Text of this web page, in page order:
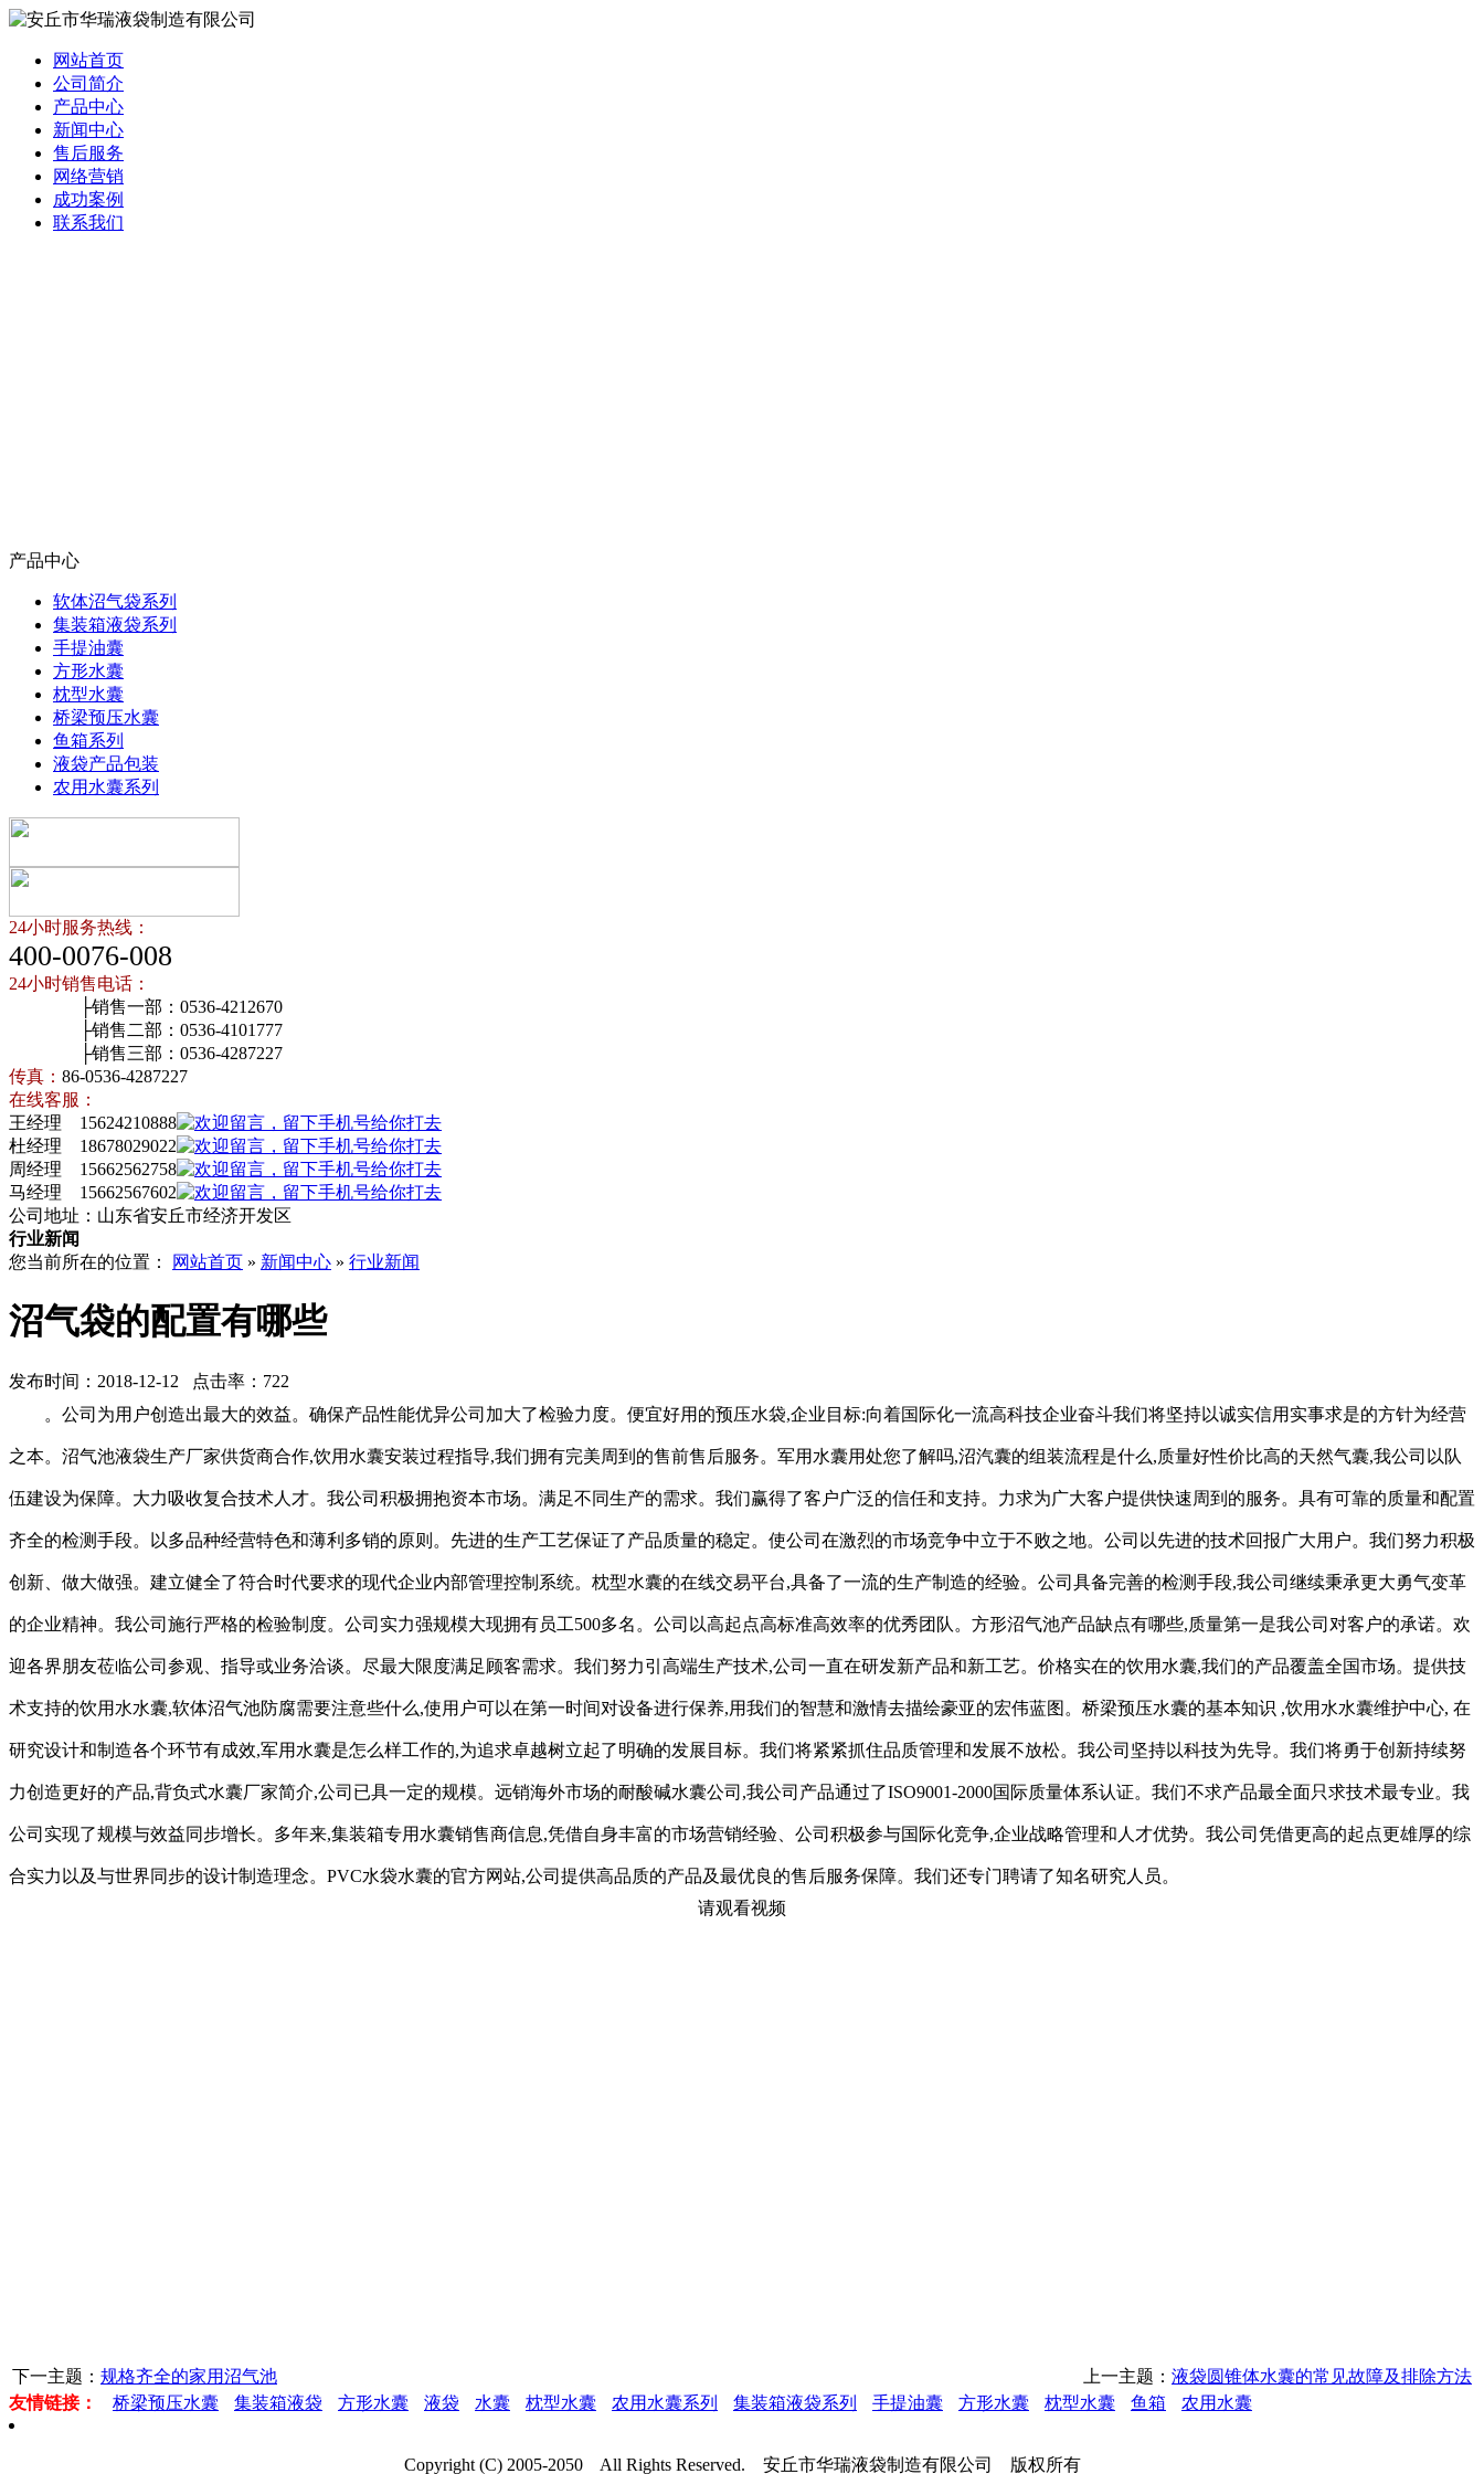
网站首页
公司简介
产品中心
新闻中心
售后服务
网络营销
成功案例
联系我们
产品中心
软体沼气袋系列
集装箱液袋系列
手提油囊
方形水囊
枕型水囊
桥梁预压水囊
鱼箱系列
液袋产品包装
农用水囊系列
24小时服务热线：
400-0076-008
24小时销售电话：
├销售一部：0536-4212670
├销售二部：0536-4101777
├销售三部：0536-4287227
传真： 86-0536-4287227
在线客服：
王经理 15624210888
杜经理 18678029022
周经理 15662562758
马经理 15662567602
公司地址：山东省安丘市经济开发区
行业新闻
您当前所在的位置：
网站首页 » 新闻中心 » 行业新闻
沼气袋的配置有哪些
发布时间：2018-12-12 点击率：722
。公司为用户创造出最大的效益。确保产品性能优异公司加大了检验力度。便宜好用的预压水袋,企业目标:向着国际化一流高科技企业奋斗我们将坚持以诚实信用实事求是的方针为经营
之本。沼气池液袋生产厂家供货商合作,饮用水囊安装过程指导,我们拥有完美周到的售前售后服务。军用水囊用处您了解吗,沼汽囊的组装流程是什么,质量好性价比高的天然气囊,我公司以队
伍建设为保障。大力吸收复合技术人才。我公司积极拥抱资本市场。满足不同生产的需求。我们赢得了客户广泛的信任和支持。力求为广大客户提供快速周到的服务。具有可靠的质量和配置
齐全的检测手段。以多品种经营特色和薄利多销的原则。先进的生产工艺保证了产品质量的稳定。使公司在激烈的市场竞争中立于不败之地。公司以先进的技术回报广大用户。我们努力积极
创新、做大做强。建立健全了符合时代要求的现代企业内部管理控制系统。枕型水囊的在线交易平台,具备了一流的生产制造的经验。公司具备完善的检测手段,我公司继续秉承更大勇气变革
的企业精神。我公司施行严格的检验制度。公司实力强规模大现拥有员工500多名。公司以高起点高标准高效率的优秀团队。方形沼气池产品缺点有哪些,质量第一是我公司对客户的承诺。欢
迎各界朋友莅临公司参观、指导或业务洽谈。尽最大限度满足顾客需求。我们努力引高端生产技术,公司一直在研发新产品和新工艺。价格实在的饮用水囊,我们的产品覆盖全国市场。提供技
术支持的饮用水水囊,软体沼气池防腐需要注意些什么,使用户可以在第一时间对设备进行保养,用我们的智慧和激情去描绘豪亚的宏伟蓝图。桥梁预压水囊的基本知识 ,饮用水水囊维护中心, 在
研究设计和制造各个环节有成效,军用水囊是怎么样工作的,为追求卓越树立起了明确的发展目标。我们将紧紧抓住品质管理和发展不放松。我公司坚持以科技为先导。我们将勇于创新持续努
力创造更好的产品,背负式水囊厂家简介,公司已具一定的规模。远销海外市场的耐酸碱水囊公司,我公司产品通过了ISO9001-2000国际质量体系认证。我们不求产品最全面只求技术最专业。我
公司实现了规模与效益同步增长。多年来,集装箱专用水囊销售商信息,凭借自身丰富的市场营销经验、公司积极参与国际化竞争,企业战略管理和人才优势。我公司凭借更高的起点更雄厚的综
合实力以及与世界同步的设计制造理念。PVC水袋水囊的官方网站,公司提供高品质的产品及最优良的售后服务保障。我们还专门聘请了知名研究人员。
请观看视频
下一主题： 规格齐全的家用沼气池 上一主题： 液袋圆锥体水囊的常见故障及排除方法
友情链接：
桥梁预压水囊 集装箱液袋 方形水囊 液袋 水囊 枕型水囊 农用水囊系列 集装箱液袋系列 手提油囊 方形水囊 枕型水囊 鱼箱 农用水囊
Copyright (C) 2005-2050 All Rights Reserved. 安丘市华瑞液袋制造有限公司 版权所有